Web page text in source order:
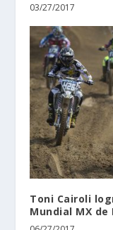
03/27/2017
Toni Cairoli
Mundial MX de